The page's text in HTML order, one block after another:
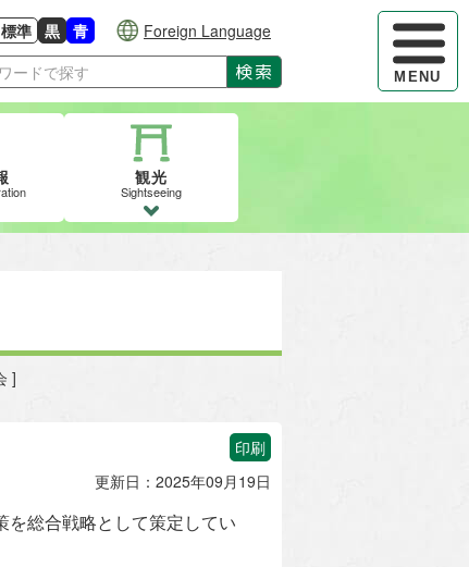
ハンバー
MENU
さに戻す
標準
背景色の変更：白
黒
背景色の変更：黒
青
背景色の変更：青
Foreign Language
検索
観光
Sightseeing
]
印刷
更新日：2025年09月19日
総合戦略として策定してい